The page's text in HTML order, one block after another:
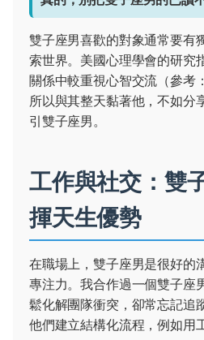
雙子座男喜歡的對象通常要有
索世界。美國心理學會的研究
關係中較重視心智交流（參考：
所以與其整天黏著他，不如分
引雙子座男。
工作與社交：雙
揮天生優勢
在職場上，雙子座男是很好的
專注力。我合作過一個雙子座
鬆化解團隊衝突，卻常忘記追
他們建立結構化流程，例如用